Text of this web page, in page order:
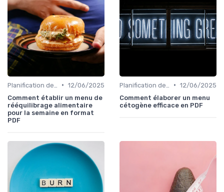
• 12/06/2025
Comment établir un menu de
rééquilibrage alimentaire
pour la semaine en format
PDF
• 12/06/2025
Comment élaborer un menu
cétogène efficace en PDF